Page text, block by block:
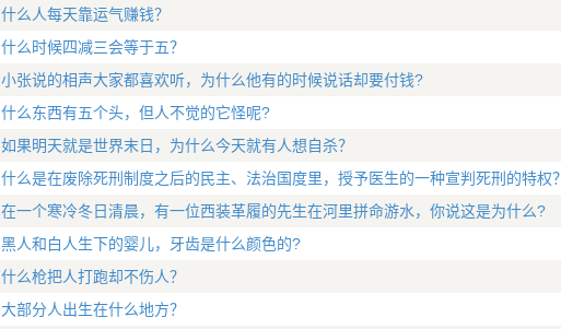
什么人每天靠运气赚钱？
什么时候四减三会等于五？
小张说的相声大家都喜欢听，为什么他有的时候说话却要付钱?
什么东西有五个头，但人不觉的它怪呢?
如果明天就是世界末日，为什么今天就有人想自杀？
什么是在废除死刑制度之后的民主、法治国度里，授予医生的一种宣判死刑的特权？
在一个寒冷冬日清晨，有一位西装革履的先生在河里拼命游水，你说这是为什么?
黑人和白人生下的婴儿，牙齿是什么颜色的?
什么枪把人打跑却不伤人？
大部分人出生在什么地方？